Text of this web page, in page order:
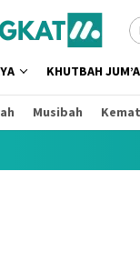
KHUTBAH
Musibah
3 Judul